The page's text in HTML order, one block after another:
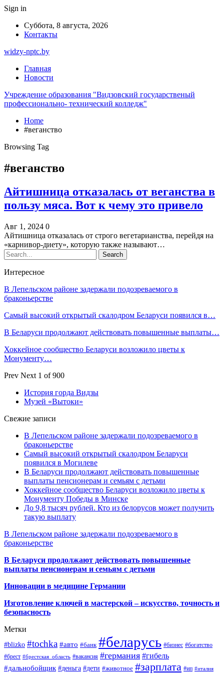
Sign in
Суббота, 8 августа, 2026
Контакты
widzy-nptc.by
Главная
Новости
Учреждение образования "Видзовский государственый
профессионально- технический колледж"
Home
#веганство
Browsing Tag
#веганство
Айтишница отказалась от веганства в
пользу мяса. Вот к чему это привело
Авг 1, 2024 0
Айтишница отказалась от строго вегетарианства, перейдя на
«карнивор-диету», которую также называют…
Интересное
В Лепельском районе задержали подозреваемого в
браконьерстве
Самый высокий открытый скалодром Беларуси появился в…
В Беларуси продолжают действовать повышенные выплаты…
Хоккейное сообщество Беларуси возложило цветы к
Монументу…
Prev Next 1 of 900
История горда Видзы
Музей «Вытоки»
Свежие записи
В Лепельском районе задержали подозреваемого в
браконьерстве
Самый высокий открытый скалодром Беларуси
появился в Могилеве
В Беларуси продолжают действовать повышенные
выплаты пенсионерам и семьям с детьми
Хоккейное сообщество Беларуси возложило цветы к
Монументу Победы в Минске
До 9,8 тысяч рублей. Кто из белорусов может получить
такую выплату
В Лепельском районе задержали подозреваемого в
браконьерстве
В Беларуси продолжают действовать повышенные
выплаты пенсионерам и семьям с детьми
Инновации в медицине Германии
Изготовление ключей в мастерской – искусство, точность и
безопасность
Метки
#blizko #tochka #авто #банк #беларусь #бизнес #богатство
#брест #брестская_область #вакансия #германия #гибель
#дальнобойщик #деньга #дети #животное #зарплата #ип #италия